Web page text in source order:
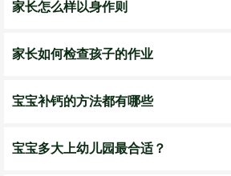
家长怎么样以身作则
家长如何检查孩子的作业
宝宝补钙的方法都有哪些
宝宝多大上幼儿园最合适？